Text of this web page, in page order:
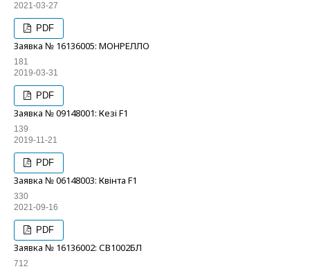
2021-03-27
PDF
Заявка № 16136005: МОНРЕЛЛО
181
2019-03-31
PDF
Заявка № 09148001: Кезі F1
139
2019-11-21
PDF
Заявка № 06148003: Квінта F1
330
2021-09-16
PDF
Заявка № 16136002: СВ1002БЛ
712